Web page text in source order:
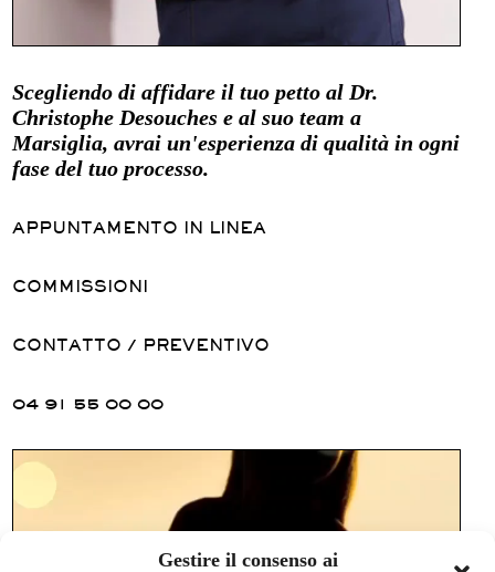
Gestire il consenso ai
Scegliendo di affidare il tuo petto al Dr.
Christophe Desouches e al suo team a
Marsiglia, avrai un'esperienza di qualità in ogni
fase del tuo processo.
APPUNTAMENTO IN LINEA
COMMISSIONI
CONTATTO / PREVENTIVO
04 91 55 00 00